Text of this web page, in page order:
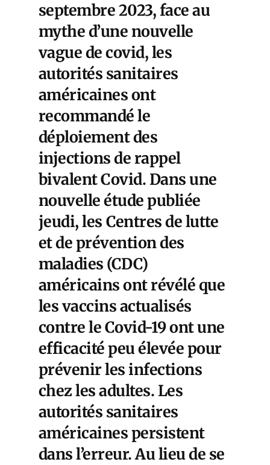
septembre 2023, face au
mythe d’une nouvelle
vague de covid, les
autorités sanitaires
américaines ont
recommandé le
déploiement des
injections de rappel
bivalent Covid. Dans une
nouvelle étude publiée
jeudi, les Centres de lutte
et de prévention des
maladies (CDC)
américainsont révélé que
les vaccins actualisés
contre le Covid-19 ont une
efficacité peu élevée pour
prévenir les infections
chez les adultes. Les
autorités sanitaires
américaines persistent
dans l’erreur. Au lieu de se